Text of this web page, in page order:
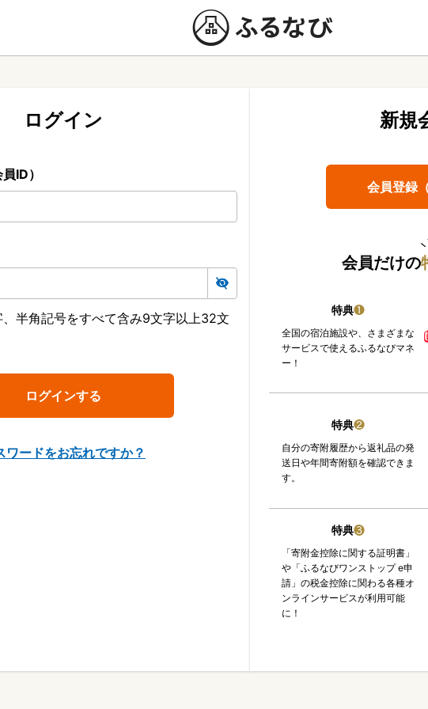
ログイン
ID）
半角記号をすべて含み9文字以上32文
ワードをお忘れですか？
新規
会員登録
会員だけの
特典❶
全国の宿泊施設や、さまざまな
サービスで使えるふるなびマネ
ー！
特典❷
自分の寄附履歴から返礼品の発
送日や年間寄附額を確認できま
す。
特典❸
「寄附金控除に関する証明書」
や「ふるなびワンストップ e申
請」の税金控除に関わる各種オ
ンラインサービスが利用可能
に！